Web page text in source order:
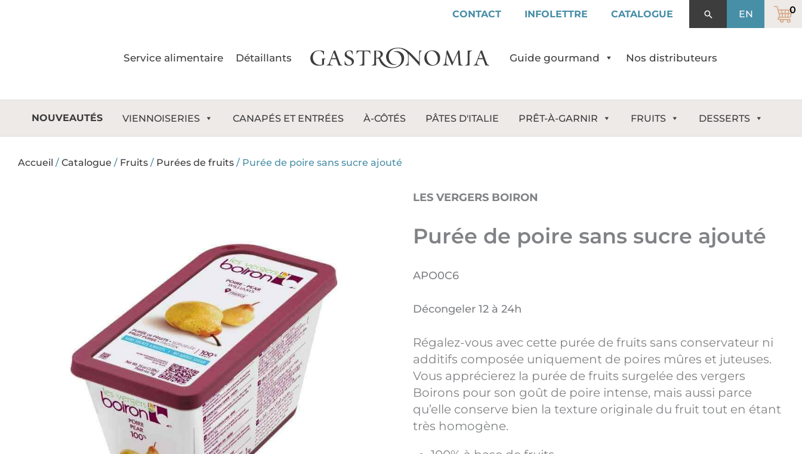
CONTACT INFOLETTRE CATALOGUE Rechercher
EN
Service alimentaire Détaillants Guide gourmand Nos distributeurs
NOUVEAUTÉS VIENNOISERIES CANAPÉS ET ENTRÉES À-CÔTÉS PÂTES D'ITALIE PRÊT-À-GARNIR FRUITS DESSERTS
Accueil / Catalogue / Fruits / Purées de fruits / Purée de poire sans sucre ajouté
LES VERGERS BOIRON
Purée de poire sans sucre ajouté
APO0C6
Décongeler 12 à 24h
Régalez-vous avec cette purée de fruits sans conservateur ni
additifs composée uniquement de poires mûres et juteuses.
Vous apprécierez la purée de fruits surgelée des vergers
Boirons pour son goût de poire intense, mais aussi parce
qu’elle conserve bien la texture originale du fruit tout en étant
très homogène.